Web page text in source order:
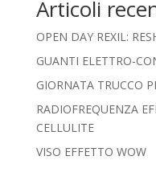
Articoli
OPEN DAY REXIL:
GUANTI ELETTRO-
GIORNATA TRUCCO
RADIOFREQUENZA
CELLULITE
VISO EFFETTO WOW